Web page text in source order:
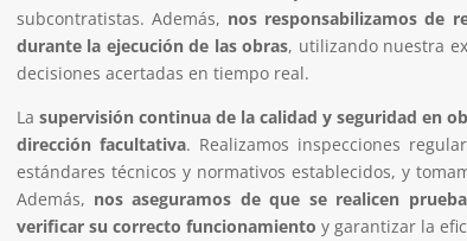
subcontratistas. Además, nos responsabilizamos de
durante la ejecución de las obras, utilizando nuestra
decisiones acertadas en tiempo real.
La supervisión continua de la calidad y seguridad en
dirección facultativa. Realizamos inspecciones
estándares técnicos y normativos establecidos, y
Además, nos aseguramos de que se realicen
verificar su correcto funcionamiento y garantizar la